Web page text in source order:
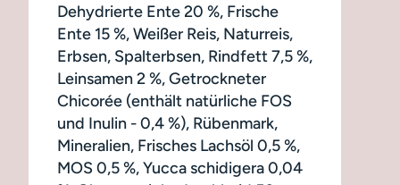
Dehydrierte Ente 20 %, Frische
Ente 15 %, Weißer Reis, Naturreis,
Erbsen, Spalterbsen, Rindfett 7,5 %,
Leinsamen 2 %, Getrockneter
Chicorée (enthält natürliche FOS
und Inulin - 0,4 %), Rübenmark,
Mineralien, Frisches Lachsöl 0,5 %,
MOS 0,5 %, Yucca schidigera 0,04